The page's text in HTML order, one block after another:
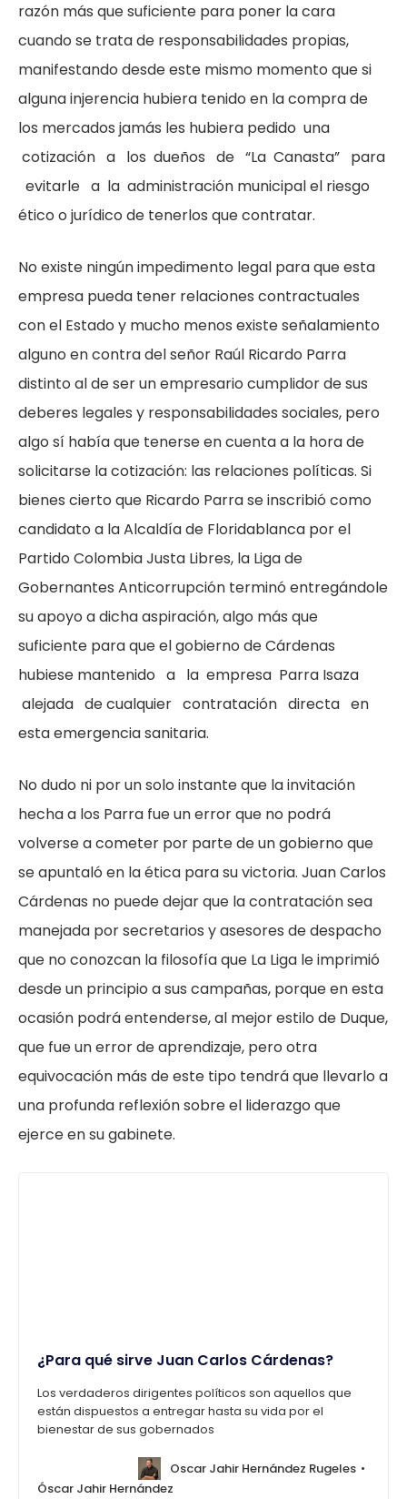
razón más que suficiente para poner la cara
cuando se trata de responsabilidades propias,
manifestando desde este mismo momento que si
alguna injerencia hubiera tenido en la compra de
los mercados jamás les hubiera pedido una
cotización a los dueños de “La Canasta” para
evitarle a la administración municipal el riesgo
ético o jurídico de tenerlos que contratar.
No existe ningún impedimento legal para que esta
empresa pueda tener relaciones contractuales
con el Estado y mucho menos existe señalamiento
alguno en contra del señor Raúl Ricardo Parra
distinto al de ser un empresario cumplidor de sus
deberes legales y responsabilidades sociales, pero
algo sí había que tenerse en cuenta a la hora de
solicitarse la cotización: las relaciones políticas. Si
bienes cierto que Ricardo Parra se inscribió como
candidato a la Alcaldía de Floridablanca por el
Partido Colombia Justa Libres, la Liga de
Gobernantes Anticorrupción terminó entregándole
su apoyo a dicha aspiración, algo más que
suficiente para que el gobierno de Cárdenas
hubiese mantenido a la empresa Parra Isaza
alejada de cualquier contratación directa en
esta emergencia sanitaria.
No dudo ni por un solo instante que la invitación
hecha a los Parra fue un error que no podrá
volverse a cometer por parte de un gobierno que
se apuntaló en la ética para su victoria. Juan Carlos
Cárdenas no puede dejar que la contratación sea
manejada por secretarios y asesores de despacho
que no conozcan la filosofía que La Liga le imprimió
desde un principio a sus campañas, porque en esta
ocasión podrá entenderse, al mejor estilo de Duque,
que fue un error de aprendizaje, pero otra
equivocación más de este tipo tendrá que llevarlo a
una profunda reflexión sobre el liderazgo que
ejerce en su gabinete.
¿Para qué sirve Juan Carlos Cárdenas?
Los verdaderos dirigentes políticos son aquellos que
están dispuestos a entregar hasta su vida por el
bienestar de sus gobernados
Oscar Jahir Hernández Rugeles
Óscar Jahir Hernández